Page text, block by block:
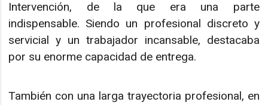
Intervención, de la que era una parte
indispensable. Siendo un profesional discreto y
servicial y un trabajador incansable, destacaba
por su enorme capacidad de entrega.
También con una larga trayectoria profesional, en